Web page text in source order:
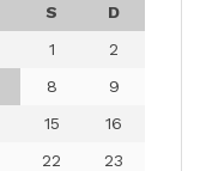
S
D
1
2
8
9
15
16
22
23